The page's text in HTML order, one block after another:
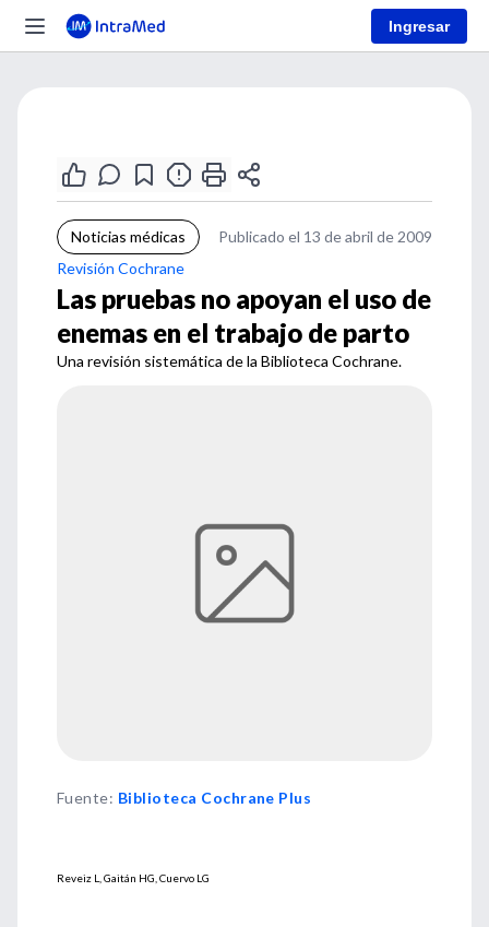
Ingresar
Noticias médicas
Publicado el 13 de abril de 2009
Revisión Cochrane
Las pruebas no apoyan el uso de
enemas en el trabajo de parto
Una revisión sistemática de la Biblioteca Cochrane.
Fuente: Biblioteca Cochrane Plus
Reveiz L, Gaitán HG, Cuervo LG